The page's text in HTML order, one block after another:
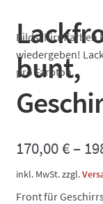
Bildschirmfarben
wiedergeben!
pro Farbton.
bunt,
170,00€–
inkl. MwSt.zzgl.
Front für